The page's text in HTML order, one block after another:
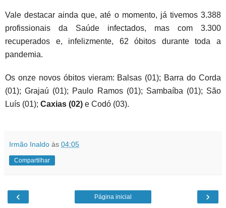
Vale destacar ainda que, até o momento, já tivemos 3.388
profissionais da Saúde infectados, mas com 3.300
recuperados e, infelizmente, 62 óbitos durante toda a
pandemia.
Os onze novos óbitos vieram: Balsas (01); Barra do Corda
(01); Grajaú (01); Paulo Ramos (01); Sambaíba (01); São
Luís (01); Caxias (02) e Codó (03).
Irmão Inaldo às 04:05
Compartilhar
‹ ›
Página inicial